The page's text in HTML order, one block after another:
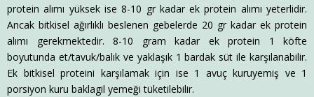
protein alımı yüksek ise 8-10 gr kadar ek protein alımı yeterlidir.
Ancak bitkisel ağırlıklı beslenen gebelerde 20 gr kadar ek protein
alımı gerekmektedir. 8-10 gram kadar ek protein 1 köfte
boyutunda et/tavuk/balık ve yaklaşık 1 bardak süt ile karşılanabilir.
Ek bitkisel proteini karşılamak için ise 1 avuç kuruyemiş ve 1
porsiyon kuru baklagil yemeği tüketilebilir.